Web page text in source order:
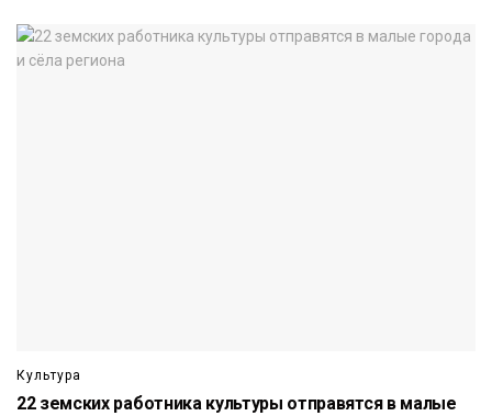
Культура
22 земских работника культуры отправятся в малые